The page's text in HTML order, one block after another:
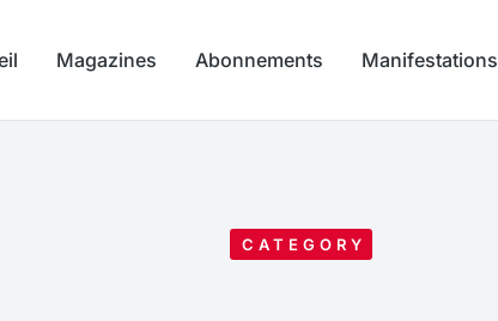
Magazines Abonnements Manifestations
CATEGORY